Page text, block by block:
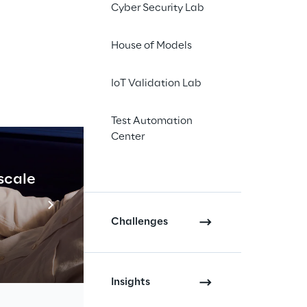
Cyber Security Lab
House of Models
IoT Validation Lab
Test Automation
Center
Challenges
Insights
la
in
approccio ottimale alla
negozio fisico. Il risultato è
dei processi omichannel con le
olografica per i capi e da
dell'app di clienteling.